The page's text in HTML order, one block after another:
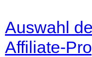
Auswahl
Affiliate-